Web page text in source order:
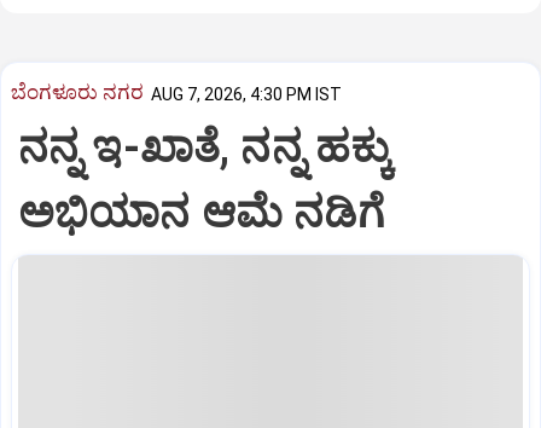
ಬೆಂಗಳೂರು ನಗರ AUG 7, 2026, 4:30 PM IST
ನನ್ನ ಇ-ಖಾತೆ, ನನ್ನ ಹಕ್ಕು
ಅಭಿಯಾನ ಆಮೆ ನಡಿಗೆ